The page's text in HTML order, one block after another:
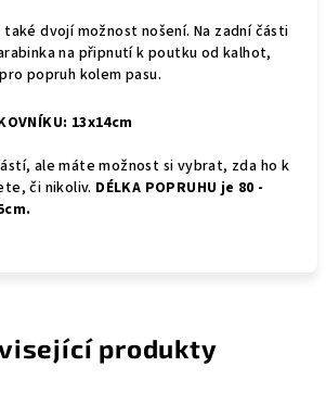
dvojí možnost nošení. Na zadní části
na připnutí k poutku od kalhot,
popruh kolem pasu.
13x14cm
ale máte možnost si vybrat, zda ho k
či nikoliv. DÉLKA POPRUHU je 80 -
produkty